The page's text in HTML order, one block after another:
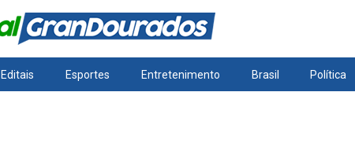
Editais Esportes Entretenimento Brasil Política